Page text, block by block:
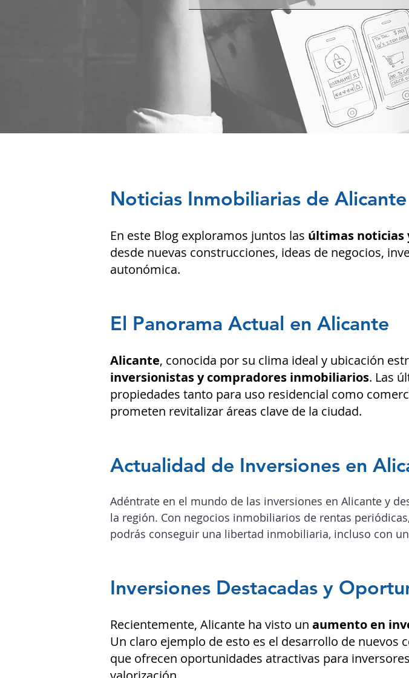
Noticias Inmobiliarias de Alicante
En este Blog exploramos juntos las últimas noticias
desde nuevas construcciones, ideas de negocios,
autonómica.
El Panorama Actual en Alicante
Alicante, conocida por su clima ideal y ubicación
inversionistas y compradores inmobiliarios. Las
propiedades tanto para uso residencial como
prometen revitalizar áreas clave de la ciudad.
Actualidad de Inversiones en
Adéntrate en el mundo de las inversiones en Alicante y
la región. Con negocios inmobiliarios de rentas
podrás conseguir una libertad inmobiliaria, incluso con
Inversiones Destacadas y
Recientemente, Alicante ha visto un aumento en
Un claro ejemplo de esto es el desarrollo de nuevos
que ofrecen oportunidades atractivas para